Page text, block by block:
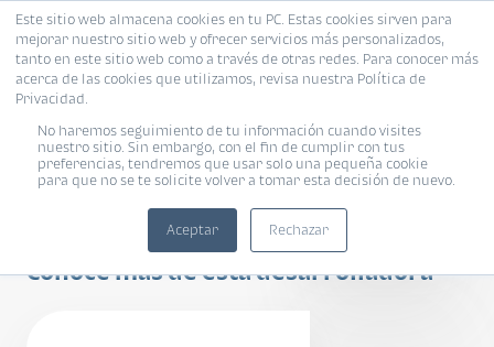
Este sitio web almacena cookies en tu PC. Estas cookies sirven para
mejorar nuestro sitio web y ofrecer servicios más personalizados,
tanto en este sitio web como a través de otras redes. Para conocer más
acerca de las cookies que utilizamos, revisa nuestra Política de
Privacidad.
No haremos seguimiento de tu información cuando visites
nuestro sitio. Sin embargo, con el fin de cumplir con tus
preferencias, tendremos que usar solo una pequeña cookie
para que no se te solicite volver a tomar esta decisión de nuevo.
Aceptar Rechazar
Ferré Diez
Conoce más de esta desarrolladora